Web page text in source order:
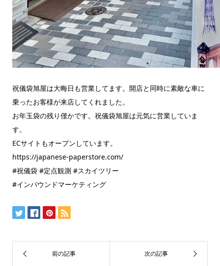
祝儀袋旭屋は大晦日も営業してます。開店と同時に素敵な車に
乗ったお客様が来店してくれました。
お年玉袋の残り僅かです。祝儀袋旭屋は元気に営業していま
す。
ECサイトもオープンしています。
https://japanese-paperstore.com/
#祝儀袋 #定点観測 #スカイツリー
#インバウンドマーケティング